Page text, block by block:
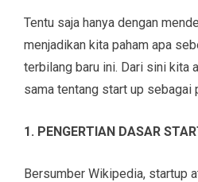
Tentu saja hanya dengan
menjadikan kita paham apa
terbilang baru ini. Dari sini kita
sama tentang start up sebagai
1. PENGERTIAN DASAR
Bersumber Wikipedia, startup